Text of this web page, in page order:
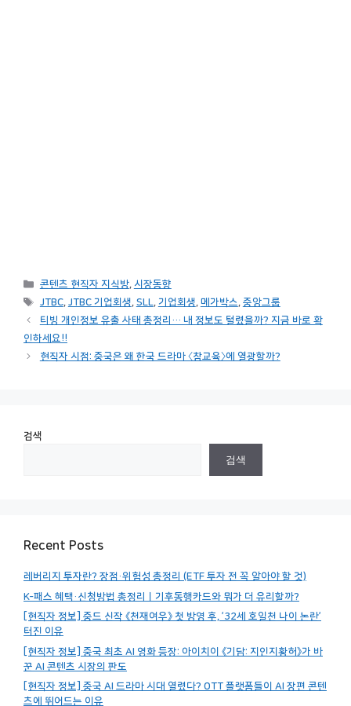
카
테
리
콘텐츠 현직자 지식방, 시장동향
태
그
JTBC, JTBC 기업회생, SLL, 기업회생, 메가박스, 중앙그룹
티빙 개인정보 유출 사태 총정리… 내 정보도 털렸을까? 지금 바로 확
인하세요!!
현직자 시점: 중국은 왜 한국 드라마 〈참교육〉에 열광할까?
검색
검색
Recent Posts
레버리지 투자란? 장점·위험성 총정리 (ETF 투자 전 꼭 알아야 할 것)
K-패스 혜택·신청방법 총정리｜기후동행카드와 뭐가 더 유리할까?
[현직자 정보] 중드 신작 《천재여우》 첫 방영 후, ’32세 호일천 나이 논란’
터진 이유
[현직자 정보] 중국 최초 AI 영화 등장: 아이치이 《기담: 지인지황허》가 바
꾼 AI 콘텐츠 시장의 판도
[현직자 정보] 중국 AI 드라마 시대 열렸다? OTT 플랫폼들이 AI 장편 콘텐
츠에 뛰어드는 이유